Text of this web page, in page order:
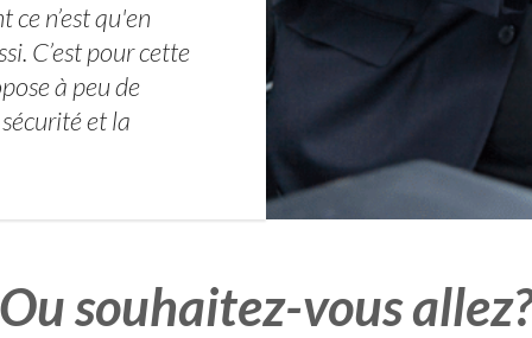
n’est qu'en
C’est pour cette
à peu de
et la
Ou souhaitez-vous allez?